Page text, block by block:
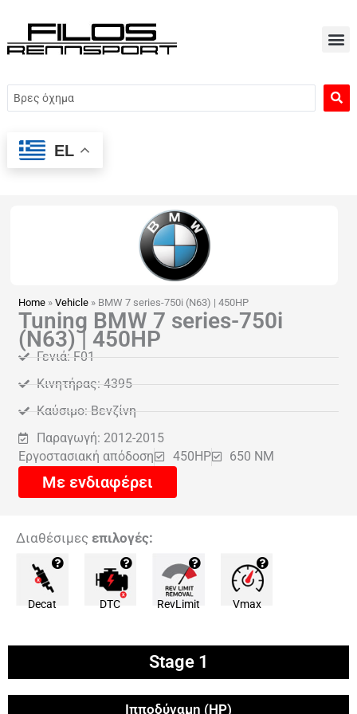
περιεχόμενο
Search
...
EL
Home »Vehicle » BMW 7 series-750i (N63) | 450HP
Tuning BMW 7 series-750i
(N63) | 450HP
Γενιά: F01
Κινητήρας: 4395
Καύσιμο: Βενζίνη
Παραγωγή: 2012-2015
Εργοστασιακή απόδοση
450HP 650 NM
Με ενδιαφέρει
Διαθέσιμες επιλογές:
Decat DTC RevLimit Vmax
Stage 1
Ιπποδύναμη (HP)